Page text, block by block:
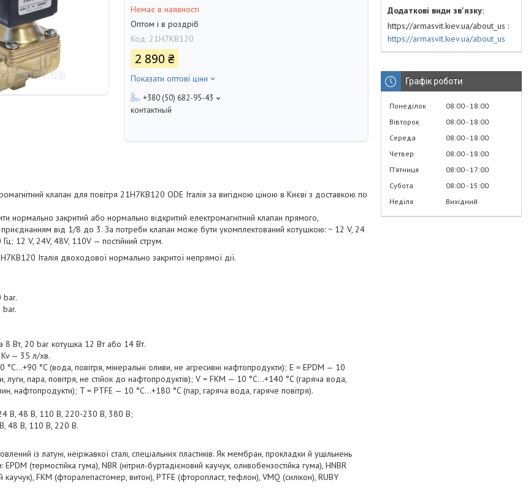
Немає в наявності
Оптом і в роздріб
Код: 21H7КВ120
2 890 ₴
Показати оптові ціни
+380 (50) 682-95-43
контактный
клапан для повітря 21H7KB120 ODE Італія за вигідною ціною в Києві з доставкою по
нормально закритий або нормально відкритий електромагнітний клапан прямого,
приєднанням від 1/8 до 3. За потреби клапан може бути укомплектований котушкою: ~ 12 V, 24
12 V, 24V, 48V, 110V — постійний струм.
Італія двоходової нормально закритої непрямої дії.
bar.
bar.
8 Вт, 20 bar котушка 12 Вт або 14 Вт.
Kv — 35 л/хв.
°C (вода, повітря, мінеральні оливи, не агресивні нафтопродукти); Е = EPDM — 10
луги, пара, повітря, не стійок до нафтопродуктів); V = FKM — 10 °C...+140 °C (гаряча вода,
нафтопродукти); T = PTFE — 10 °C...+180 °C (пар, гаряча вода, гаряче повітря).
В, 48 В, 110 В, 220-230 В, 380 В;
48 В, 110 В, 220 В.
із латуні, неіржавкої сталі, спеціальних пластиків. Як мембран, прокладки й ущільнень
EPDM (термостійка гума), NBR (нітрил-буртадієновий каучук, оливобензостійка гума), HNBR
каучук), FKM (фторалепастомер, витон), PTFE (фторопласт, тефлон), VMQ (силікон), RUBY
https://armasvit.kiev.ua/about_us
https://armasvit.kiev.ua/about_us
Графік роботи
Понеділок 08:00 18:00
Вівторок
08:00 18:00
Середа
08:00 18:00
Четвер
08:00 18:00
Пʼятниця
08:00 17:00
Субота
08:00 15:00
Неділя
Вихідний